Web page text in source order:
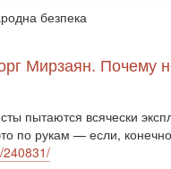
безпека
Мирзаян. Почему
пытаются всячески
по рукам — если,
240831/